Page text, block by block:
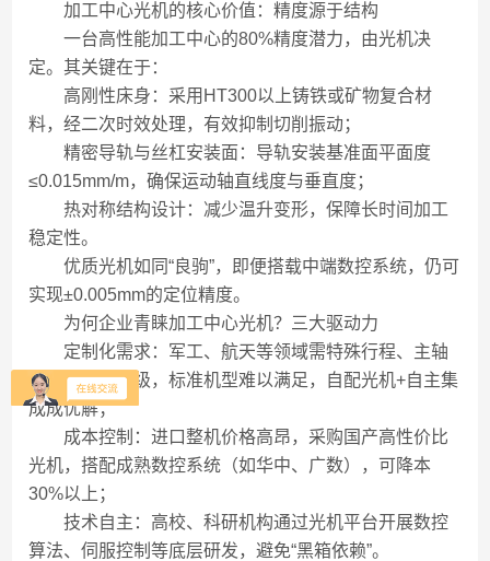
加工中心光机的核心价值：精度源于结构
一台高性能加工中心的80%精度潜力，由光机决
定。其关键在于：
高刚性床身：采用HT300以上铸铁或矿物复合材
料，经二次时效处理，有效抑制切削振动；
精密导轨与丝杠安装面：导轨安装基准面平面度
≤0.015mm/m，确保运动轴直线度与垂直度；
热对称结构设计：减少温升变形，保障长时间加工
稳定性。
优质光机如同“良驹”，即便搭载中端数控系统，仍可
实现±0.005mm的定位精度。
为何企业青睐加工中心光机？三大驱动力
定制化需求：军工、航天等领域需特殊行程、主轴
布局或防护等级，标准机型难以满足，自配光机+自主集
成成优解；
成本控制：进口整机价格高昂，采购国产高性价比
光机，搭配成熟数控系统（如华中、广数），可降本
30%以上；
技术自主：高校、科研机构通过光机平台开展数控
算法、伺服控制等底层研发，避免“黑箱依赖”。